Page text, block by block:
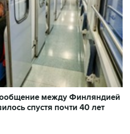
между Финляндией
спустя почти 40 лет